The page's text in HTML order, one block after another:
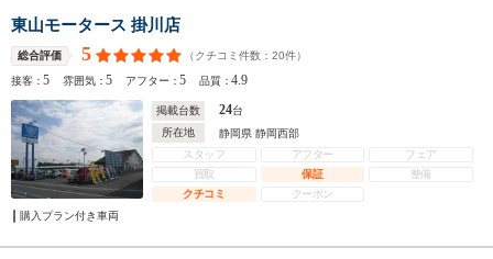
東山モータース 掛川店
総合評価 5 （クチコミ件数： 20件）
接客：5 雰囲気：5 アフター：5 品質：4.9
掲載台数 24台
所在地
静岡県 静岡西部
スタッフ
アフター
フェア
買取
保証
整備
クチコミ
クーポン
購入プラン付き車両